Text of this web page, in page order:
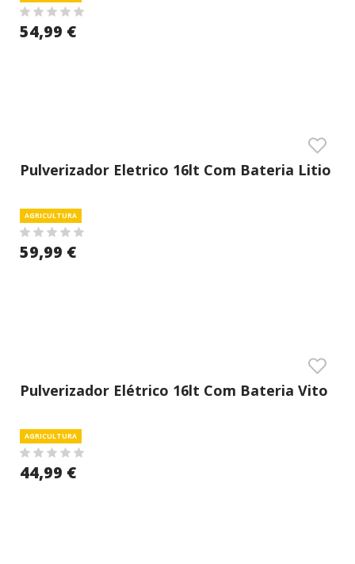
54,99 €
Pulverizador Eletrico 16lt Com Bateria Litio
AGRICULTURA
59,99 €
Pulverizador Elétrico 16lt Com Bateria Vito
AGRICULTURA
44,99 €